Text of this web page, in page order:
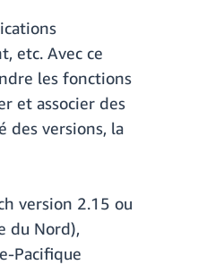
etc. Avec ce
les fonctions
et associer des
des versions, la
version 2.15 ou
du Nord),
Pacifique